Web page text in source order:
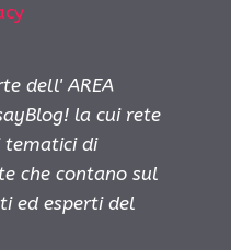
dell' AREA
la cui rete
tematici di
che contano sul
ed esperti del